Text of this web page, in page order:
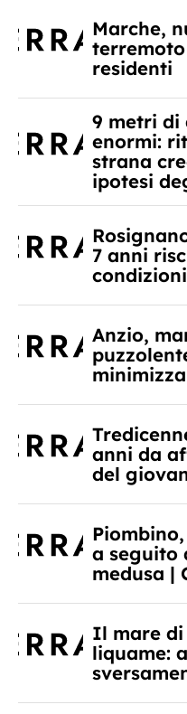
Marche,
residenti
9 metri di
enormi:
strana
ipotesi
7 anni
Anzio,
anni da
del
a seguito
medusa |
Il mare di
liquame: